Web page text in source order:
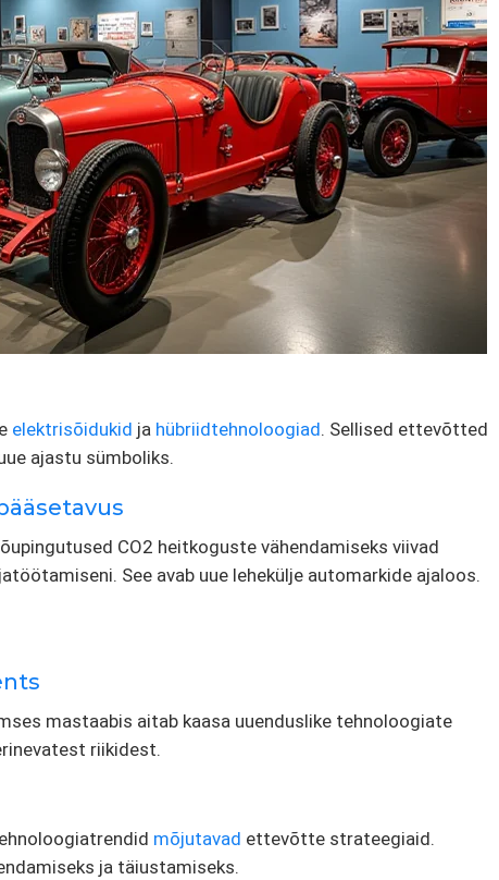
elektrisõidukid ja hübriidtehnoloogiad. Sellised ettevõtted
ajastu sümboliks.
CO2 heitkoguste vähendamiseks viivad
See avab uue lehekülje automarkide ajaloos.
mastaabis aitab kaasa uuenduslike tehnoloogiate
riikidest.
mõjutavad ettevõtte strateegiaid.
ja täiustamiseks.